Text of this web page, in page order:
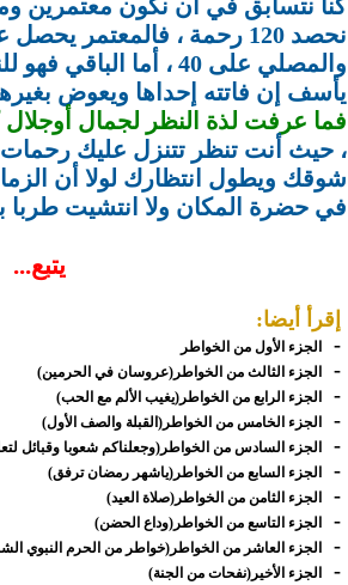
كنا نتسابق في أن نكون معتمرين
والمصلي على 40 ، أما
يأسف إن فاتته إحداها ويعوض
فما عرفت لذة النظر لجمال أوجلال
، حيث أنت تنظر تتنزل عليك
شوقك ويطول انتظارك لولا أن
في حضرة المكان ولا انتشيت طربا
يتبع...
إقرأ أيضا:
-
الجزء الأول من الخواطر
- الجزء الثالث من الخواطر(عروسان في الحرمين)
- الجزء الرابع من الخواطر(يغيب الألم مع الحب)
- الجزء الخامس من الخواطر(القبلة والصف الأول)
- الجزء السادس من الخواطر(وجعلناكم شعوبا وقبائل
- الجزء السابع من الخواطر(ياشهر رمضان ترفق)
- الجزء الثامن من الخواطر(صلاة العيد)
- الجزء التاسع من الخواطر(وداع الحضن)
- الجزء العاشر من الخواطر(خواطر من الحرم النبوي
- الجزء الأخير(نفحات من الجنة)